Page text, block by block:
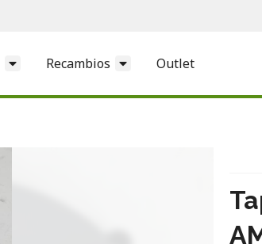
Recambios Outlet